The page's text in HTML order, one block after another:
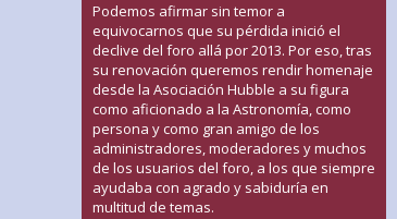
Podemos afirmar sin temor a
equivocarnos que su pérdida inició el
declive del foro allá por 2013. Por eso, tras
su renovación queremos rendir homenaje
desde la Asociación Hubble a su figura
como aficionado a la Astronomía, como
persona y como gran amigo de los
administradores, moderadores y muchos
de los usuarios del foro, a los que siempre
ayudaba con agrado y sabiduría en
multitud de temas.